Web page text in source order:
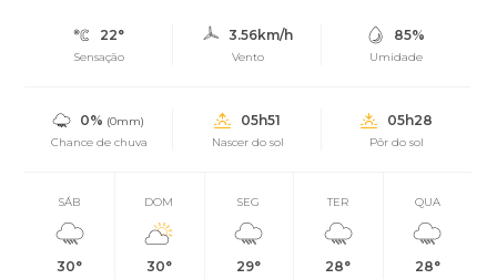
22°
Sensação
3.56km/h
Vento
85%
Umidade
0% (0mm)
Chance de chuva
05h51
Nascer do sol
05h28
Pôr do sol
SÁB
30°
DOM
30°
SEG
29°
TER
28°
QUA
28°